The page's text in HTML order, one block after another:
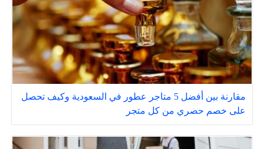
مقارنة بين أفضل 5 متاجر عطور في السعودية وكيف تحصل
على خصم حصري من كل متجر